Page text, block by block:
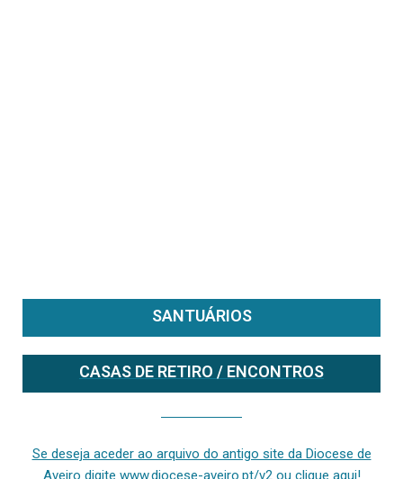
SANTUÁRIOS
CASAS DE RETIRO / ENCONTROS
Se deseja aceder ao arquivo do antigo site da Diocese de
Aveiro digite www.diocese-aveiro.pt/v2 ou clique aqui!